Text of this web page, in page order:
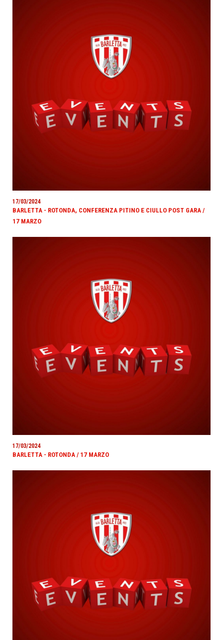
17/03/2024
BARLETTA - ROTONDA, CONFERENZA PITINO E CIULLO POST GARA /
17 MARZO
17/03/2024
BARLETTA - ROTONDA / 17 MARZO